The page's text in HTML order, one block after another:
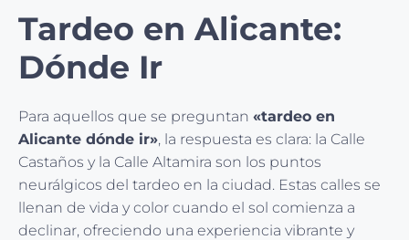
Tardeo en Alicante:
Dónde Ir
Para aquellos que se preguntan «tardeo en
Alicante dónde ir», la respuesta es clara: la Calle
Castaños y la Calle Altamira son los puntos
neurálgicos del tardeo en la ciudad. Estas calles se
llenan de vida y color cuando el sol comienza a
declinar, ofreciendo una experiencia vibrante y